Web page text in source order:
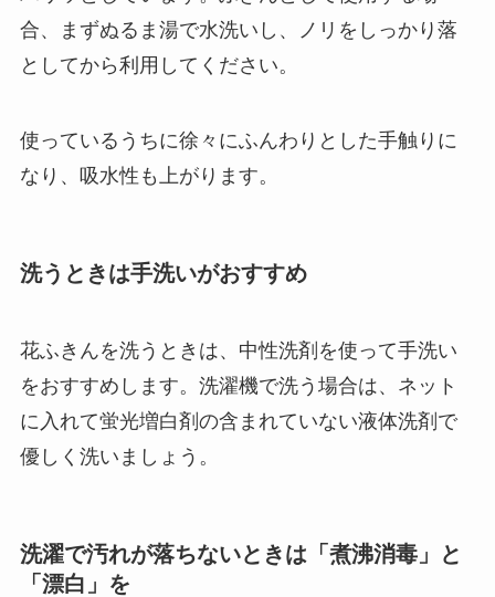
合、まずぬるま湯で水洗いし、ノリをしっかり落
としてから利用 してください。
使っているうちに徐々にふんわりとした手触りに
なり、吸水性も上がります。
洗うときは手洗いがおすすめ
花ふきんを洗うときは、中性洗剤を使って手洗い
をおすすめ します。洗濯機で洗う場合は、ネット
に入れて蛍光増白剤の含まれていない液体洗剤で
優しく洗いましょう。
洗濯で汚れが落ちないときは「煮沸消毒」と
「漂白」を